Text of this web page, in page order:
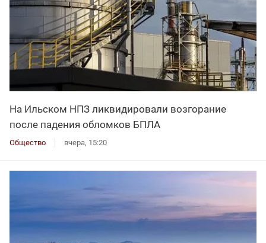
На Ильском НПЗ ликвидировали возгорание
после падения обломков БПЛА
Общество вчера, 15:20